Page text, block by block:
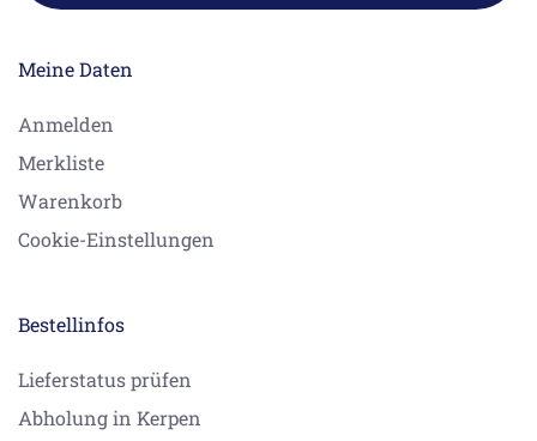
Meine Daten
Anmelden
Merkliste
Warenkorb
Cookie-Einstellungen
Bestellinfos
Lieferstatus prüfen
Abholung in Kerpen